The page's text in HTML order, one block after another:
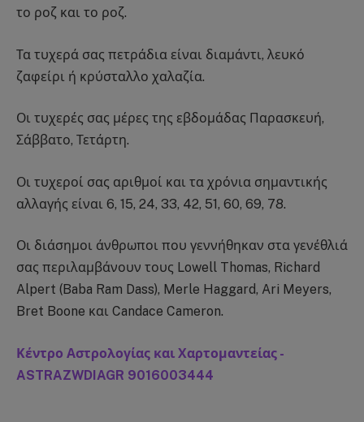
το ροζ και το ροζ.
Τα τυχερά σας πετράδια είναι διαμάντι, λευκό
ζαφείρι ή κρύσταλλο χαλαζία.
Οι τυχερές σας μέρες της εβδομάδας Παρασκευή,
Σάββατο, Τετάρτη.
Οι τυχεροί σας αριθμοί και τα χρόνια σημαντικής
αλλαγής είναι 6, 15, 24, 33, 42, 51, 60, 69, 78.
Οι διάσημοι άνθρωποι που γεννήθηκαν στα γενέθλιά
σας περιλαμβάνουν τους Lowell Thomas, Richard
Alpert (Baba Ram Dass), Merle Haggard, Ari Meyers,
Bret Boone και Candace Cameron.
Κέντρο Αστρολογίας και Χαρτομαντείας -
ASTRAZWDIAGR 9016003444